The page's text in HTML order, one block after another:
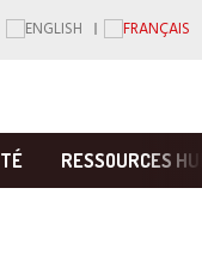
RESSOURCES